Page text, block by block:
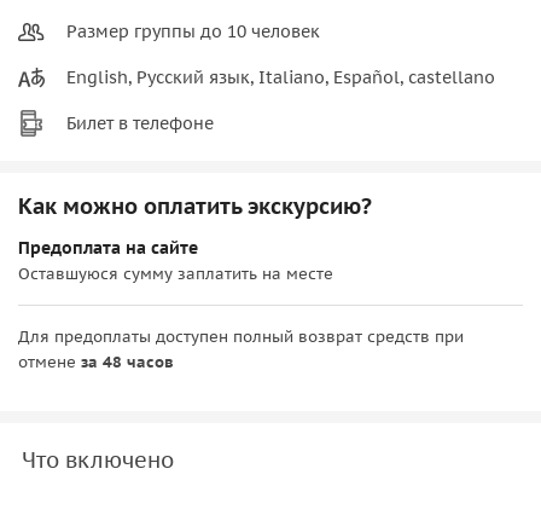
Размер группы до 10 человек
English, Русский язык, Italiano, Español, castellano
Билет в телефоне
Как можно оплатить экскурсию?
Предоплата на сайте
Оставшуюся сумму заплатить на месте
Для предоплаты доступен полный возврат средств при
отмене за 48 часов
Что включено